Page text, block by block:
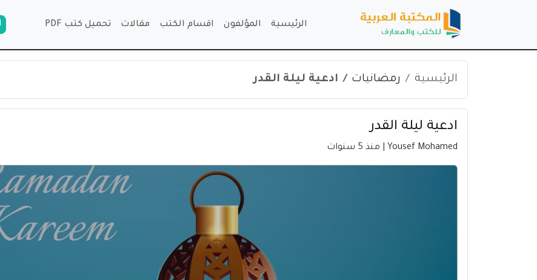
الرئيسية المؤلفون اقسام الكتب مقالات تحميل كتب PDF
الرئيسية رمضانيات ادعية ليلة القدر
ادعية ليلة القدر
Yousef Mohamed | منذ 5 سنوات